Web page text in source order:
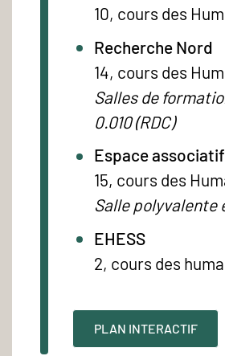
10, cours des
Recherche Nord
14, cours des
Salles de
0.010 (RDC)
Espace
15, cours des
Salle polyvalente
EHESS
2, cours des
PLAN INTERACTIF